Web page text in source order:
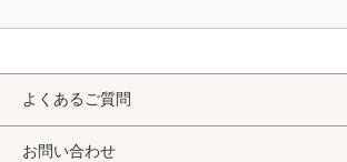
よくあるご質問
お問い合わせ